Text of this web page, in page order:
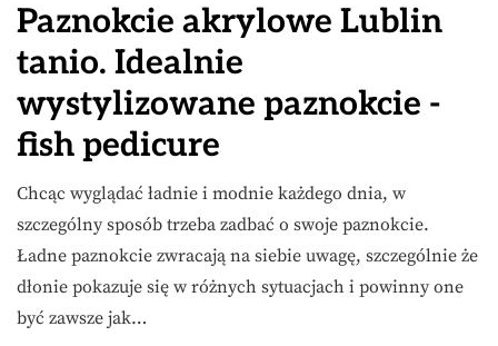
Paznokcie akrylowe Lublin
tanio. Idealnie
wystylizowane paznokcie -
fish pedicure
Chcąc wyglądać ładnie i modnie każdego dnia, w
szczególny sposób trzeba zadbać o swoje paznokcie.
Ładne paznokcie zwracają na siebie uwagę, szczególnie że
dłonie pokazuje się w różnych sytuacjach i powinny one
być zawsze jak…